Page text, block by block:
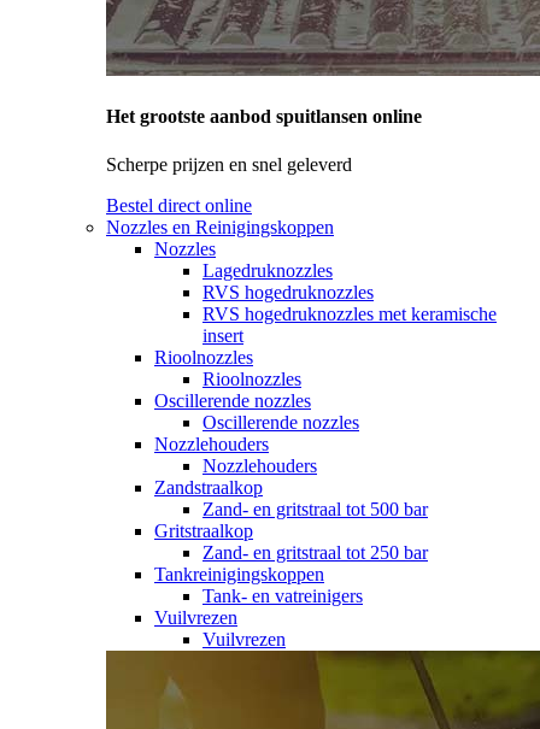
Het grootste aanbod spuitlansen online
Scherpe prijzen en snel geleverd
Bestel direct online
Nozzles en Reinigingskoppen
Nozzles
Lagedruknozzles
RVS hogedruknozzles
RVS hogedruknozzles met keramische
insert
Rioolnozzles
Rioolnozzles
Oscillerende nozzles
Oscillerende nozzles
Nozzlehouders
Nozzlehouders
Zandstraalkop
Zand- en gritstraal tot 500 bar
Gritstraalkop
Zand- en gritstraal tot 250 bar
Tankreinigingskoppen
Tank- en vatreinigers
Vuilvrezen
Vuilvrezen